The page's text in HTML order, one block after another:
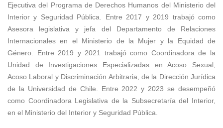
Ejecutiva del Programa de Derechos Humanos del Ministerio del
Interior y Seguridad Pública. Entre 2017 y 2019 trabajó como
Asesora legislativa y jefa del Departamento de Relaciones
Internacionales en el Ministerio de la Mujer y la Equidad de
Género. Entre 2019 y 2021 trabajó como Coordinadora de la
Unidad de Investigaciones Especializadas en Acoso Sexual,
Acoso Laboral y Discriminación Arbitraria, de la Dirección Jurídica
de la Universidad de Chile. Entre 2022 y 2023 se desempeñó
como Coordinadora Legislativa de la Subsecretaría del Interior,
en el Ministerio del Interior y Seguridad Pública.